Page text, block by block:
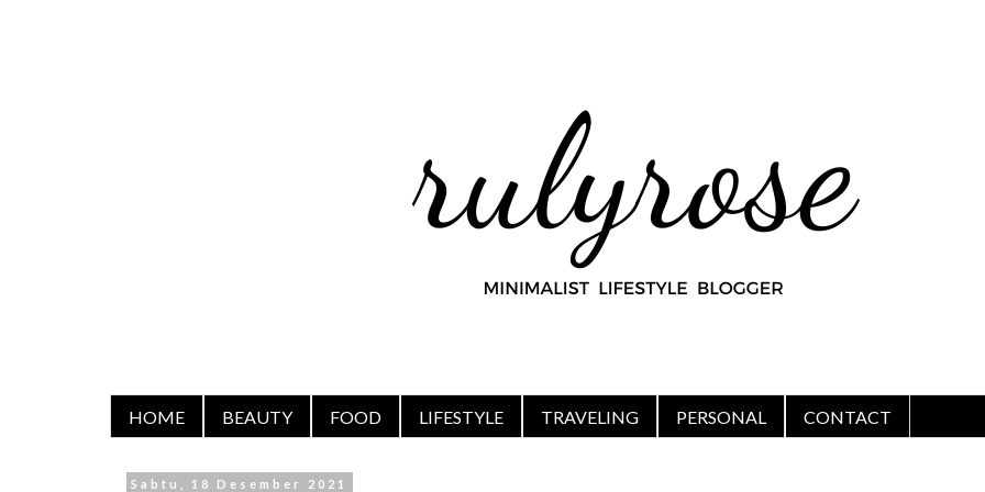
HOME BEAUTY FOOD LIFESTYLE TRAVELING PERSONAL CONTACT
Sabtu, 18 Desember 2021